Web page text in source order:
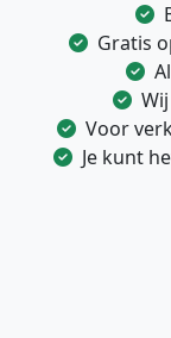
Gratis
Voor
Je kunt